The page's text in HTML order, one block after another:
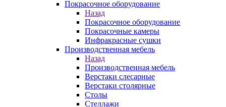
Покрасочное оборудование
Назад
Покрасочное оборудование
Покрасочные камеры
Инфракрасные сушки
Производственная мебель
Назад
Производственная мебель
Верстаки слесарные
Верстаки столярные
Столы
Стеллажи